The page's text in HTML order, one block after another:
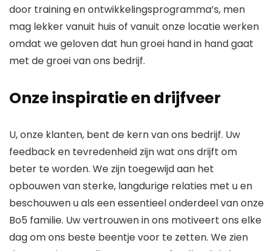
door training en ontwikkelingsprogramma’s, men
mag lekker vanuit huis of vanuit onze locatie werken
omdat we geloven dat hun groei hand in hand gaat
met de groei van ons bedrijf.
Onze inspiratie en drijfveer
U, onze klanten, bent de kern van ons bedrijf. Uw
feedback en tevredenheid zijn wat ons drijft om
beter te worden. We zijn toegewijd aan het
opbouwen van sterke, langdurige relaties met u en
beschouwen u als een essentieel onderdeel van onze
Bo5 familie. Uw vertrouwen in ons motiveert ons elke
dag om ons beste beentje voor te zetten. We zien